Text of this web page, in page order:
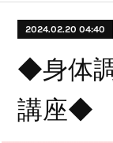
2024.02.20 04:40
◆身体
講座◆